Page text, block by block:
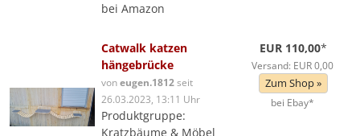
bei Amazon
Catwalk katzen
hängebrücke
voneugen.1812seit
26.03.2023, 13:11 Uhr
Produktgruppe:
Kratzbäume & Möbel
EUR 110,00*
Versand: EUR 0,00
Zum Shop »
bei Ebay*